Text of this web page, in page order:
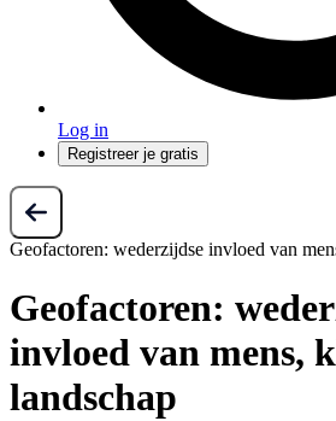
Log in
Registreer je gratis
Geofactoren: wederzijdse invloed van
Geofactoren:
invloed van mens,
landschap